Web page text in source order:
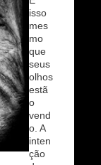
isso
mes
mo
que
seus
olhos
estã
o
vend
o. A
inten
ção